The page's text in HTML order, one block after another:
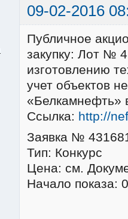
09-02-2016
Публичное
закупку: Лот №
изготовлению
учет объектов
«Белкамнефть»
Ссылка: http://
Заявка №
Тип: Конкурс
Цена: см.
Начало показа: